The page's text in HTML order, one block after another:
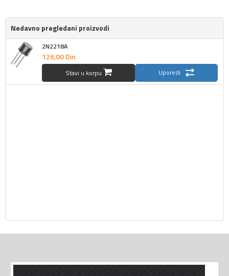
Nedavno pregledani proizvodi
2N2218A
126,00Din
Stavi u korpu Uporedi